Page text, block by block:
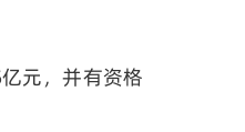
元，并有资格